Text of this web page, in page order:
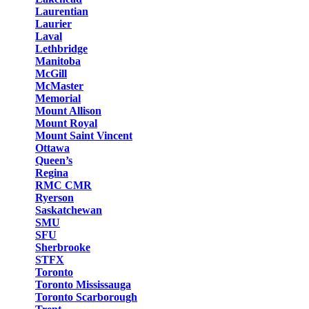
Laurentian
Laurier
Laval
Lethbridge
Manitoba
McGill
McMaster
Memorial
Mount Allison
Mount Royal
Mount Saint Vincent
Ottawa
Queen’s
Regina
RMC CMR
Ryerson
Saskatchewan
SMU
SFU
Sherbrooke
STFX
Toronto
Toronto Mississauga
Toronto Scarborough